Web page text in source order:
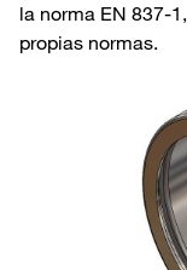
la norma EN 837-
propias normas.